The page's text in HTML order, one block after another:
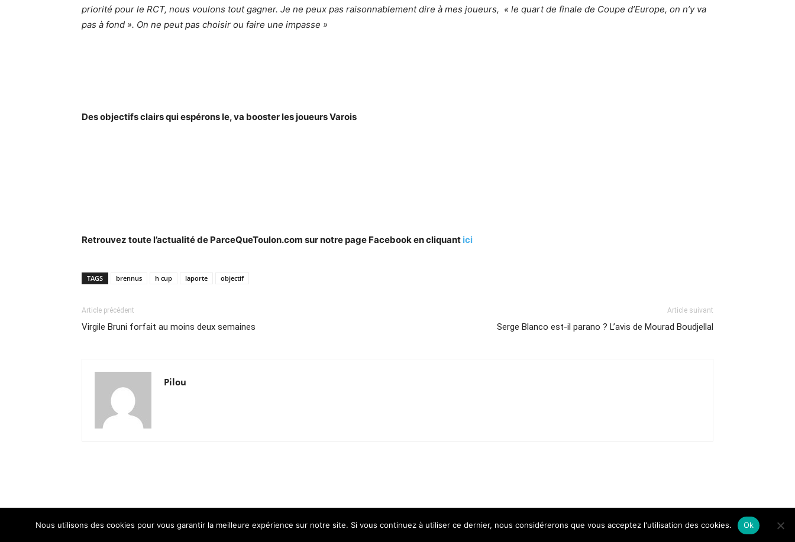
priorité pour le RCT, nous voulons tout gagner. Je ne peux pas raisonnablement dire à mes joueurs, « le quart de finale de Coupe d’Europe, on n’y va
pas à fond ». On ne peut pas choisir ou faire une impasse »
Des objectifs clairs qui espérons le, va booster les joueurs Varois
Retrouvez toute l’actualité de ParceQueToulon.com sur notre page Facebook en cliquant ici
TAGS brennus h cup laporte objectif
Article précédent
Virgile Bruni forfait au moins deux semaines
Article suivant
Serge Blanco est-il parano ? L’avis de Mourad Boudjellal
Pilou
© Newspaper WordPress Theme by TagDiv
Nous utilisons des cookies pour vous garantir la meilleure expérience sur notre site. Si vous continuez à utiliser ce dernier, nous considérerons que vous acceptez l'utilisation des cookies. Ok